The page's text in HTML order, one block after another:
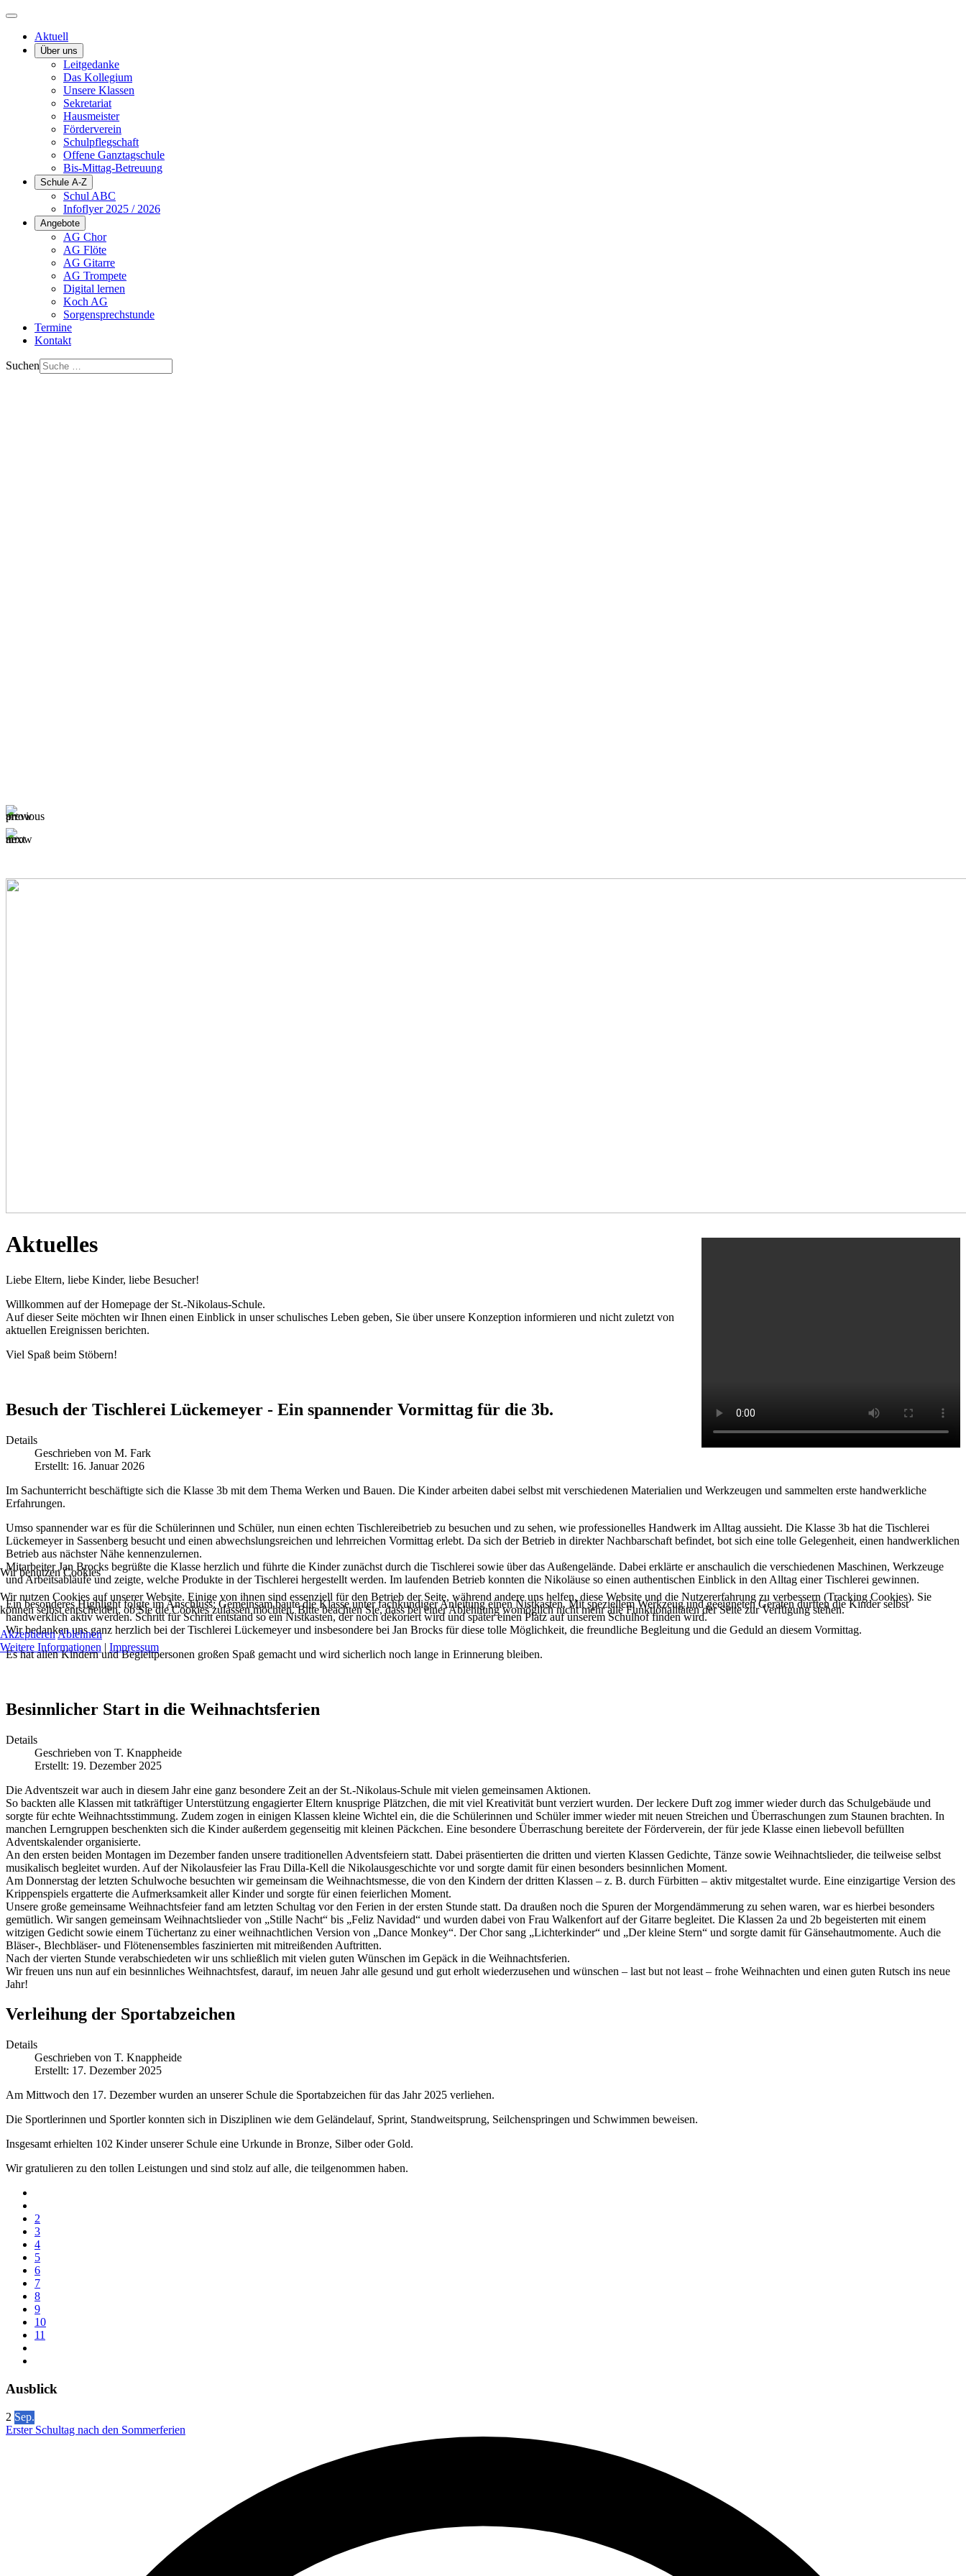
Aktuell
Über uns
Leitgedanke
Das Kollegium
Unsere Klassen
Sekretariat
Hausmeister
Förderverein
Schulpflegschaft
Offene Ganztagschule
Bis-Mittag-Betreuung
Schule A-Z
Schul ABC
Infoflyer 2025 / 2026
Angebote
AG Chor
AG Flöte
AG Gitarre
AG Trompete
Digital lernen
Koch AG
Sorgensprechstunde
Termine
Kontakt
Suchen
Aktuelles
Liebe Eltern, liebe Kinder, liebe Besucher!
Willkommen auf der Homepage der St.-Nikolaus-Schule.
Auf dieser Seite möchten wir Ihnen einen Einblick in unser schulisches Leben geben, Sie über unsere Konzeption informieren und nicht zuletzt von
aktuellen Ereignissen berichten.
Viel Spaß beim Stöbern!
Besuch der Tischlerei Lückemeyer - Ein spannender Vormittag für die 3b.
Details
Geschrieben von M. Fark
Erstellt: 16. Januar 2026
Im Sachunterricht beschäftigte sich die Klasse 3b mit dem Thema Werken und Bauen. Die Kinder arbeiten dabei selbst mit verschiedenen Materialien und Werkzeugen und sammelten erste handwerkliche
Erfahrungen.
Umso spannender war es für die Schülerinnen und Schüler, nun einen echten Tischlereibetrieb zu besuchen und zu sehen, wie professionelles Handwerk im Alltag aussieht. Die Klasse 3b hat die Tischlerei
Lückemeyer in Sassenberg besucht und einen abwechslungsreichen und lehrreichen Vormittag erlebt. Da sich der Betrieb in direkter Nachbarschaft befindet, bot sich eine tolle Gelegenheit, einen handwerklichen
Betrieb aus nächster Nähe kennenzulernen.
Mitarbeiter Jan Brocks begrüßte die Klasse herzlich und führte die Kinder zunächst durch die Tischlerei sowie über das Außengelände. Dabei erklärte er anschaulich die verschiedenen Maschinen, Werkzeuge
und Arbeitsabläufe und zeigte, welche Produkte in der Tischlerei hergestellt werden. Im laufenden Betrieb konnten die Nikoläuse so einen authentischen Einblick in den Alltag einer Tischlerei gewinnen.
Ein besonderes Highlight folgte im Anschluss: Gemeinsam baute die Klasse unter fachkundiger Anleitung einen Nistkasten. Mit speziellem Werkzeug und geeigneten Geräten durften die Kinder selbst
handwerklich aktiv werden. Schritt für Schritt entstand so ein Nistkasten, der noch dekoriert wird und später einen Platz auf unserem Schulhof finden wird.
Wir bedanken uns ganz herzlich bei der Tischlerei Lückemeyer und insbesondere bei Jan Brocks für diese tolle Möglichkeit, die freundliche Begleitung und die Geduld an diesem Vormittag.
Es hat allen Kindern und Begleitpersonen großen Spaß gemacht und wird sicherlich noch lange in Erinnerung bleiben.
Besinnlicher Start in die Weihnachtsferien
Details
Geschrieben von T. Knappheide
Erstellt: 19. Dezember 2025
Die Adventszeit war auch in diesem Jahr eine ganz besondere Zeit an der St.-Nikolaus-Schule mit vielen gemeinsamen Aktionen.
So backten alle Klassen mit tatkräftiger Unterstützung engagierter Eltern knusprige Plätzchen, die mit viel Kreativität bunt verziert wurden. Der leckere Duft zog immer wieder durch das Schulgebäude und
sorgte für echte Weihnachtsstimmung. Zudem zogen in einigen Klassen kleine Wichtel ein, die die Schülerinnen und Schüler immer wieder mit neuen Streichen und Überraschungen zum Staunen brachten. In
manchen Lerngruppen beschenkten sich die Kinder außerdem gegenseitig mit kleinen Päckchen. Eine besondere Überraschung bereitete der Förderverein, der für jede Klasse einen liebevoll befüllten
Adventskalender organisierte.
An den ersten beiden Montagen im Dezember fanden unsere traditionellen Adventsfeiern statt. Dabei präsentierten die dritten und vierten Klassen Gedichte, Tänze sowie Weihnachtslieder, die teilweise selbst
musikalisch begleitet wurden. Auf der Nikolausfeier las Frau Dilla-Kell die Nikolausgeschichte vor und sorgte damit für einen besonders besinnlichen Moment.
Am Donnerstag der letzten Schulwoche besuchten wir gemeinsam die Weihnachtsmesse, die von den Kindern der dritten Klassen – z. B. durch Fürbitten – aktiv mitgestaltet wurde. Eine einzigartige Version des
Krippenspiels ergatterte die Aufmerksamkeit aller Kinder und sorgte für einen feierlichen Moment.
Unsere große gemeinsame Weihnachtsfeier fand am letzten Schultag vor den Ferien in der ersten Stunde statt. Da draußen noch die Spuren der Morgendämmerung zu sehen waren, war es hierbei besonders
gemütlich. Wir sangen gemeinsam Weihnachtslieder von „Stille Nacht“ bis „Feliz Navidad“ und wurden dabei von Frau Walkenfort auf der Gitarre begleitet. Die Klassen 2a und 2b begeisterten mit einem
witzigen Gedicht sowie einem Tüchertanz zu einer weihnachtlichen Version von „Dance Monkey“. Der Chor sang „Lichterkinder“ und „Der kleine Stern“ und sorgte damit für Gänsehautmomente. Auch die
Bläser-, Blechbläser- und Flötenensembles faszinierten mit mitreißenden Auftritten.
Nach der vierten Stunde verabschiedeten wir uns schließlich mit vielen guten Wünschen im Gepäck in die Weihnachtsferien.
Wir freuen uns nun auf ein besinnliches Weihnachtsfest, darauf, im neuen Jahr alle gesund und gut erholt wiederzusehen und wünschen – last but not least – frohe Weihnachten und einen guten Rutsch ins neue
Jahr!
Verleihung der Sportabzeichen
Details
Geschrieben von T. Knappheide
Erstellt: 17. Dezember 2025
Am Mittwoch den 17. Dezember wurden an unserer Schule die Sportabzeichen für das Jahr 2025 verliehen.
Die Sportlerinnen und Sportler konnten sich in Disziplinen wie dem Geländelauf, Sprint, Standweitsprung, Seilchenspringen und Schwimmen beweisen.
Insgesamt erhielten 102 Kinder unserer Schule eine Urkunde in Bronze, Silber oder Gold.
Wir gratulieren zu den tollen Leistungen und sind stolz auf alle, die teilgenommen haben.
2
3
4
5
6
7
8
9
10
11
Ausblick
2 Sep.
Erster Schultag nach den Sommerferien
Wir benutzen Cookies
Wir nutzen Cookies auf unserer Website. Einige von ihnen sind essenziell für den Betrieb der Seite, während andere uns helfen, diese Website und die Nutzererfahrung zu verbessern (Tracking Cookies). Sie
können selbst entscheiden, ob Sie die Cookies zulassen möchten. Bitte beachten Sie, dass bei einer Ablehnung womöglich nicht mehr alle Funktionalitäten der Seite zur Verfügung stehen.
AkzeptierenAblehnen
Weitere Informationen | Impressum